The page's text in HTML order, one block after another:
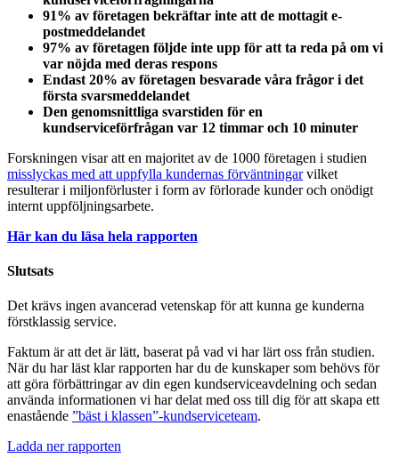
91% av företagen bekräftar inte att de mottagit e-
postmeddelandet
97% av företagen följde inte upp för att ta reda på om vi
var nöjda med deras respons
Endast 20% av företagen besvarade våra frågor i det
första svarsmeddelandet
Den genomsnittliga svarstiden för en
kundserviceförfrågan var 12 timmar och 10 minuter
Forskningen visar att en majoritet av de 1000 företagen i studien
misslyckas med att uppfylla kundernas förväntningarvilket
resulterar i miljonförluster i form av förlorade kunder och onödigt
internt uppföljningsarbete.
Här kan du läsa hela rapporten
Slutsats
Det krävs ingen avancerad vetenskap för att kunna ge kunderna
förstklassig service.
Faktum är att det är lätt, baserat på vad vi har lärt oss från studien.
När du har läst klar rapporten har du de kunskaper som behövs för
att göra förbättringar av din egen kundserviceavdelning och sedan
använda informationen vi har delat med oss till dig för att skapa ett
enastående ”bäst i klassen”-kundserviceteam.
Ladda ner rapporten